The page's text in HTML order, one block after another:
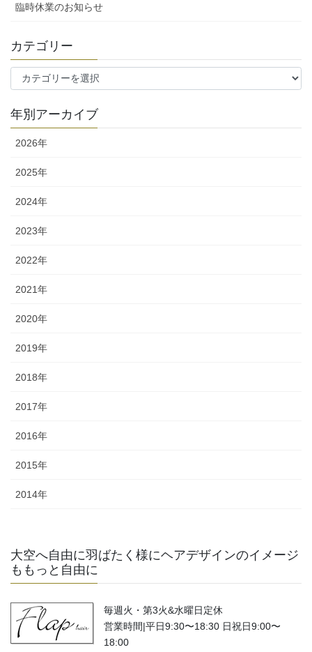
臨時休業のお知らせ
カテゴリー
テ
リ
ー
年別アーカイブ
2026年
2025年
2024年
2023年
2022年
2021年
2020年
2019年
2018年
2017年
2016年
2015年
2014年
大空へ自由に羽ばたく様にヘアデザインのイメージ
ももっと自由に
毎週火・第3火&水曜日定休
営業時間|平日9:30〜18:30 日祝日9:00〜
18:00